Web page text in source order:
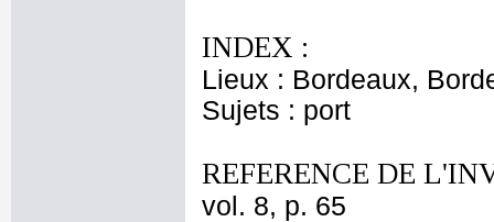
INDEX :
Lieux : Bordeaux,
Sujets : port
REFERENCE DE
vol. 8, p. 65